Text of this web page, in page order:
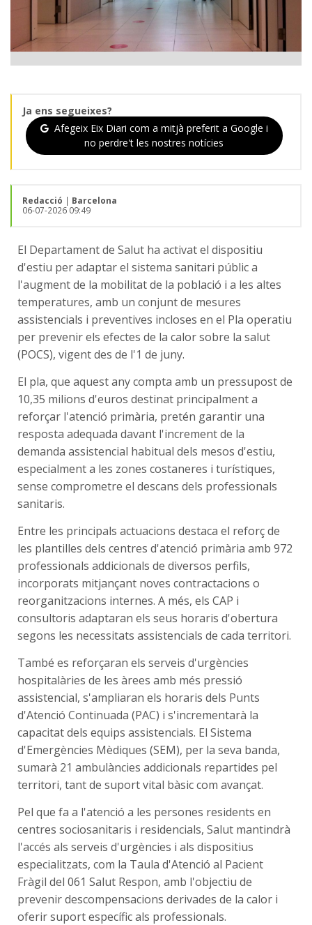
Ja ens segueixes?
Afegeix Eix Diari com a mitjà preferit a Google i
no perdre't les nostres notícies
Redacció | Barcelona
06-07-2026 09:49
El Departament de Salut ha activat el dispositiu
d'estiu per adaptar el sistema sanitari públic a
l'augment de la mobilitat de la població i a les altes
temperatures, amb un conjunt de mesures
assistencials i preventives incloses en el Pla operatiu
per prevenir els efectes de la calor sobre la salut
(POCS), vigent des de l'1 de juny.
El pla, que aquest any compta amb un pressupost de
10,35 milions d'euros destinat principalment a
reforçar l'atenció primària, pretén garantir una
resposta adequada davant l'increment de la
demanda assistencial habitual dels mesos d'estiu,
especialment a les zones costaneres i turístiques,
sense comprometre el descans dels professionals
sanitaris.
Entre les principals actuacions destaca el reforç de
les plantilles dels centres d'atenció primària amb 972
professionals addicionals de diversos perfils,
incorporats mitjançant noves contractacions o
reorganitzacions internes. A més, els CAP i
consultoris adaptaran els seus horaris d'obertura
segons les necessitats assistencials de cada territori.
També es reforçaran els serveis d'urgències
hospitalàries de les àrees amb més pressió
assistencial, s'ampliaran els horaris dels Punts
d'Atenció Continuada (PAC) i s'incrementarà la
capacitat dels equips assistencials. El Sistema
d'Emergències Mèdiques (SEM), per la seva banda,
sumarà 21 ambulàncies addicionals repartides pel
territori, tant de suport vital bàsic com avançat.
Pel que fa a l'atenció a les persones residents en
centres sociosanitaris i residencials, Salut mantindrà
l'accés als serveis d'urgències i als dispositius
especialitzats, com la Taula d'Atenció al Pacient
Fràgil del 061 Salut Respon, amb l'objectiu de
prevenir descompensacions derivades de la calor i
oferir suport específic als professionals.